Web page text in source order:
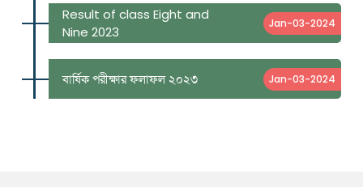
Result of class Eight and
Nine 2023
Jan-03-2024
বার্ষিক পরীক্ষার ফলাফল ২০২৩ Jan-03-2024